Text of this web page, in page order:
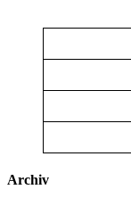
Archiv